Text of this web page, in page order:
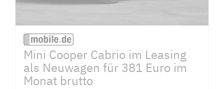
Mini Cooper Cabrio im Leasing
als Neuwagen für 381 Euro im
Monat brutto